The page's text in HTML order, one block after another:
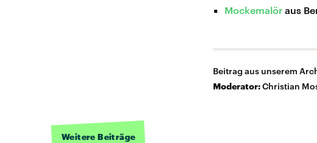
Mockemalör aus
Beitrag aus unserem
Moderator:Christian
Weitere Beiträge